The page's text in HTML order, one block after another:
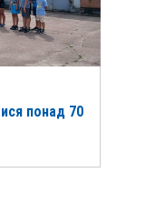
понад 70